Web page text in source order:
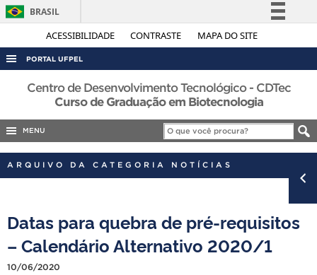
ACESSIBILIDADE CONTRASTE MAPA DO SITE
BRASIL
Simplifique!
Acesso à informação
Legislação
Canais
PORTAL UFPEL
ACESSO À INFORMAÇÃO
AUDITORIA
COBALTO
CONCURSOS
EDITAIS
OUVIDORIA
PORTARIAS
Centro de Desenvolvimento Tecnológico - CDTec
Curso de Graduação em Biotecnologia
MENU
ARQUIVO DA CATEGORIA NOTÍCIAS
Datas para quebra de pré-requisitos
– Calendário Alternativo 2020/1
10/06/2020